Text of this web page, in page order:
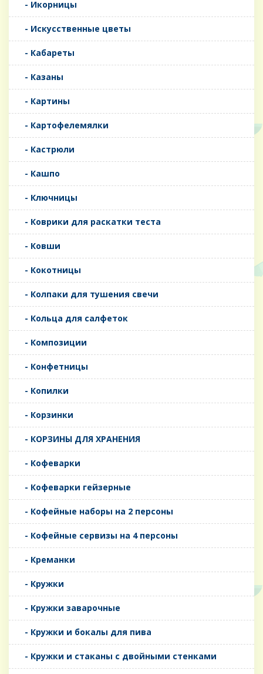
- Икорницы
- Искусственные цветы
- Кабареты
- Казаны
- Картины
- Картофелемялки
- Кастрюли
- Кашпо
- Ключницы
- Коврики для раскатки теста
- Ковши
- Кокотницы
- Колпаки для тушения свечи
- Кольца для салфеток
- Композиции
- Конфетницы
- Копилки
- Корзинки
- КОРЗИНЫ ДЛЯ ХРАНЕНИЯ
- Кофеварки
- Кофеварки гейзерные
- Кофейные наборы на 2 персоны
- Кофейные сервизы на 4 персоны
- Креманки
- Кружки
- Кружки заварочные
- Кружки и бокалы для пива
- Кружки и стаканы с двойными стенками